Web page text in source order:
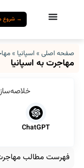
→ شروع
صفحه اصلی»اسپانیا »
مهاجرت به اسپانیا
ChatGPT
فهرست مطالب مهاجرت